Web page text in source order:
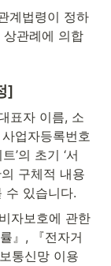
계법령이 정하
관례에 의합
]
표자 이름, 소
업자등록번호
’의 초기 ‘서
구체적 내용
수 있습니다.
자보호에 관한
』, 『전자거
통신망 이용